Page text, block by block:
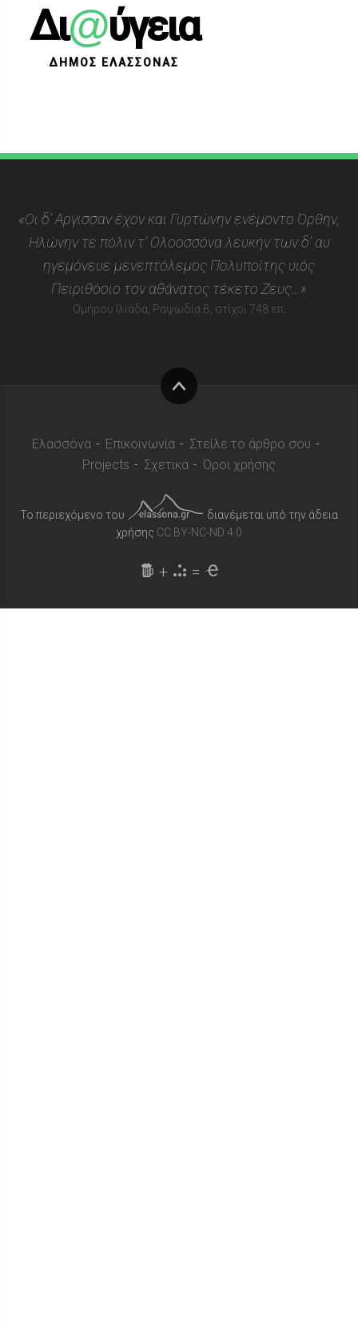
Δι@ύγεια
ΔΗΜΟΣ ΕΛΑΣΣΟΝΑΣ
«Οι δ’ Αργισσαν έχον και Γυρτώνην ενέμοντο Όρθην,
Ηλώνην τε πόλιν τ’ Ολοοσσόνα λευκήν των δ’ αυ
ηγεμόνευε μενεπτόλεμος Πολυποίτης υιός
Πειριθόοιο τον αθάνατος τέκετο Ζευς…»
Ομήρου Ιλιάδα, Ραψωδία Β, στίχοι 748 επ.
Ελασσόνα Επικοινωνία
Στείλε το άρθρο σου
Projects
Σχετικά Όροι χρήσης
Το περιεχόμενο του
διανέμεται υπό την άδεια
χρήσης CC BY-NC-ND 4.0
+ =